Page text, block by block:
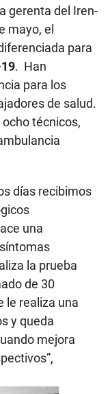
gerenta del Iren-
mayo, el
para
. Han
para los
de salud.
técnicos,
días recibimos
una
la prueba
de 30
le realiza una
y queda
mejora